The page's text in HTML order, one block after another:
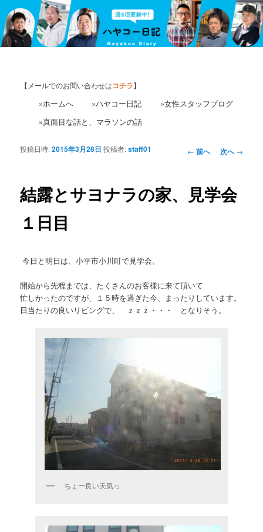
【メールでのお問い合わせはコチラ】
»ホームへ »ハヤコー日記
»女性スタッフブログ
»真面目な話と、マラソンの話
投
ビ
ゲ
← 前へ 次へ→
結露とサヨナラの家、見学会
１日目
投稿日時:2015年3月28日 投稿者:staff01
今日と明日は、小平市小川町で見学会。
開始から先程までは、たくさんのお客様に来て頂いて
忙しかったのですが、１５時を過ぎた今、まったりしています。
日当たりの良いリビングで、 ｚｚｚ・・・ となりそう。
ちょー良い天気っ